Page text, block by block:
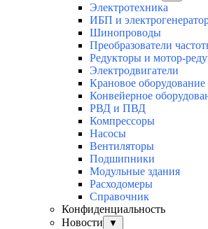
Электротехника
ИБП и
Шинопроводы
Преобразователи
Редукторы и мотор-
Электродвигатели
Крановое оборудование
Конвейерное
РВД и ПВД
Компрессоры
Насосы
Вентиляторы
Подшипники
Модульные здания
Расходомеры
Справочник
Конфиденциальность
Новости
▼